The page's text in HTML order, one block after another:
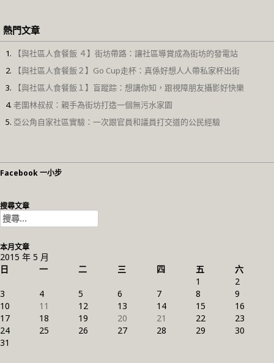
熱門文章
【與社區人食餐飯 ４】街坊帶路：讓社區導賞成為街坊的發電站
【與社區人食餐飯２】Go Cup走杯：真係好想人人帶私家杯出街
【與社區人食餐飯１】盲蹤踪：想講你知，跟視障朋友攝影好快樂
老圍林叔叔：親手為街坊打造一個無污水家園
亞公角自家社區實驗：一次跟官員和議員打交道的公民經驗
Facebook 一小步
搜尋文章
搜
尋
關
鍵
字:
本月文章
2015 年 5 月
日
一 二 三 四 五
六
1
2
3
4 5 6 7 8
9
10
11 12 13 14 15
16
17
18 19 20 21 22
23
24
25 26 27 28 29
30
31